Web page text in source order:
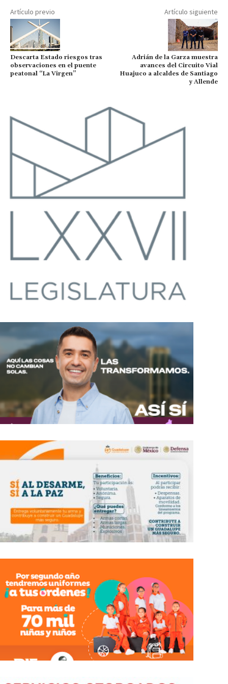
Artículo previo
Descarta Estado riesgos tras
observaciones en el puente
peatonal “La Virgen”
Artículo siguiente
Adrián de la Garza muestra
avances del Circuito Vial
Huajuco a alcaldes de Santiago
y Allende